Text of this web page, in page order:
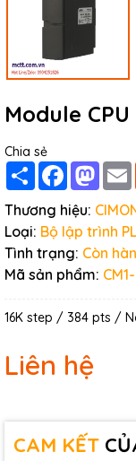
Module CPU
Chia sẻ
Share Facebook
Thương hiệu:
Loại: Bộ lập trình
Tình trạng: Còn
Mã sản phẩm:
16K step / 384 pts /
Liên hệ
CAM KẾT